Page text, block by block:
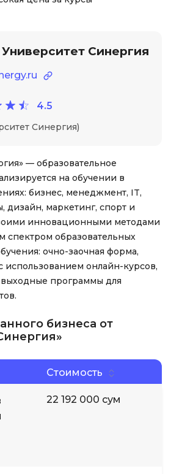
Синергия
4.5
Синергия)
— образовательное
на обучении в
бизнес, менеджмент, IT,
дизайн, маркетинг, спорт и
инновационными методами
спектром образовательных
очно-заочная форма,
использованием онлайн-курсов,
программы для
бизнеса от
Стоимость
22 192 000 сум